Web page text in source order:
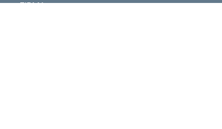
FIRMA